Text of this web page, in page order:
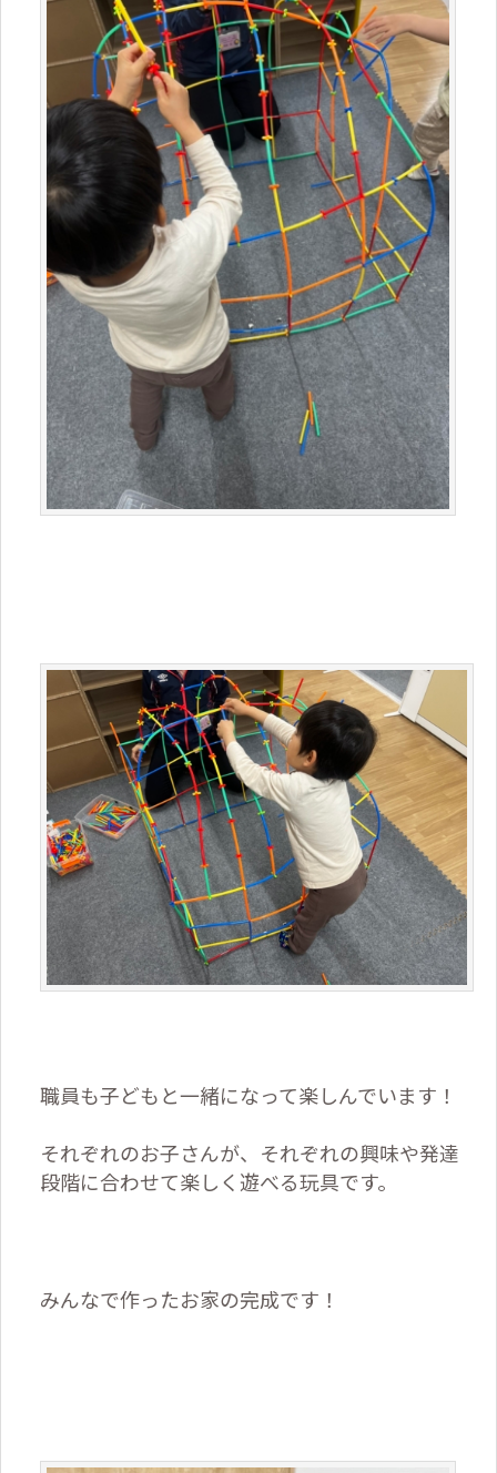
職員も子どもと一緒になって楽しんでいます！
それぞれのお子さんが、それぞれの興味や発達
段階に合わせて楽しく遊べる玩具です。
みんなで作ったお家の完成です！